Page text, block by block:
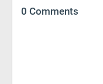
0 Comments